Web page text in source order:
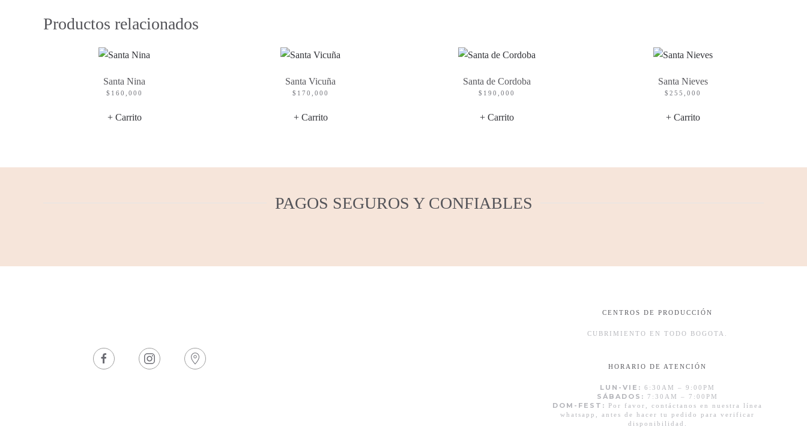
Productos relacionados
Santa Nina
$ 160,000
+ Carrito
Santa Vicuña
$ 170,000
+ Carrito
Santa de Cordoba
$ 190,000
+ Carrito
Santa Nieves
$ 255,000
+ Carrito
PAGOS SEGUROS Y CONFIABLES
CENTROS DE PRODUCCIÓN
CUBRIMIENTO EN TODO BOGOTA.
HORARIO DE ATENCIÓN
LUN-VIE: 6:30AM – 9:00PM
SÁBADOS: 7:30AM – 7:00PM
DOM-FEST:
Por favor, contáctanos en nuestra línea
whatsapp, antes de hacer tu pedido para verificar
disponibilidad.